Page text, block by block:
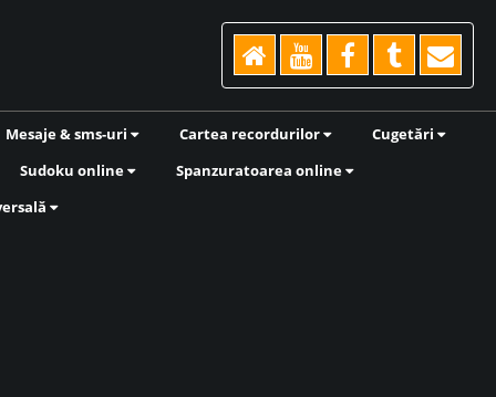
Mesaje & sms-uri Cartea recordurilor
Cugetări
Sudoku online
Spanzuratoarea online